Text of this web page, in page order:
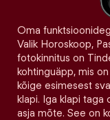
Oma
Valik Horoskoop,
fotokinnitus on
kohtinguäpp, mis
kõige esimesest
klapi. Iga klapi taga
asja mõte. See on